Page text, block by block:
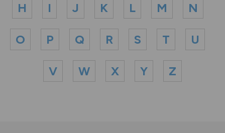
H I J K L M N
O P Q R S T U
V W X Y Z